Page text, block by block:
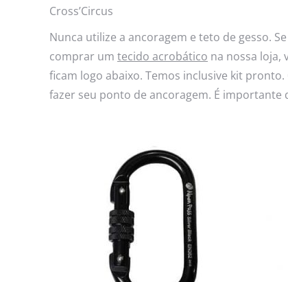
Cross’Circus
Nunca utilize a ancoragem e teto de gesso.
comprar um tecido acrobático na nossa loja,
ficam logo abaixo. Temos inclusive kit
fazer seu ponto de ancoragem. É